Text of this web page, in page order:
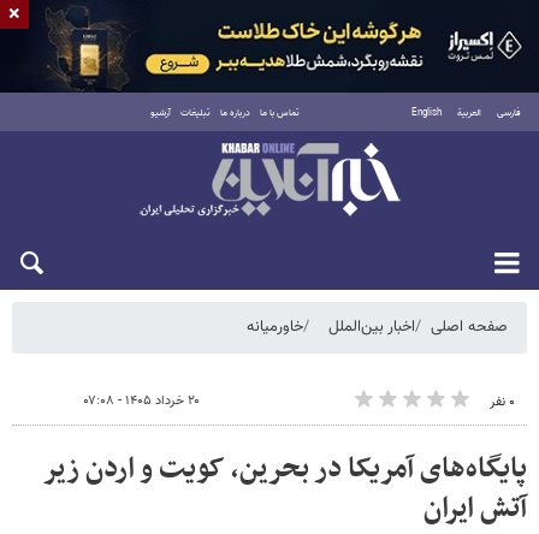
فارسی العربية English تماس با ما درباره ما تبلیغات آرشیو
شنبه ۱۷ مرداد ۱۴۰۵
صفحه اصلی اخبار بین‌الملل خاورمیانه
۰ نفر ۲۰ خرداد ۱۴۰۵ - ۰۷:۰۸
پایگاه‌های آمریکا در بحرین، کویت و اردن زیر
آتش ایران
×